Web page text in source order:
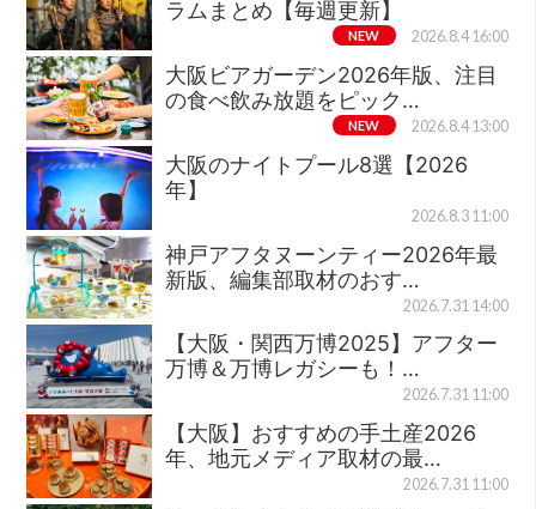
ラムまとめ【毎週更新】
NEW 2026.8.4 16:00
大阪ビアガーデン2026年版、注目
の食べ飲み放題をピック…
NEW 2026.8.4 13:00
大阪のナイトプール8選【2026
年】
2026.8.3 11:00
神戸アフタヌーンティー2026年最
新版、編集部取材のおす…
2026.7.31 14:00
【大阪・関西万博2025】アフター
万博＆万博レガシーも！…
2026.7.31 11:00
【大阪】おすすめの手土産2026
年、地元メディア取材の最…
2026.7.31 11:00